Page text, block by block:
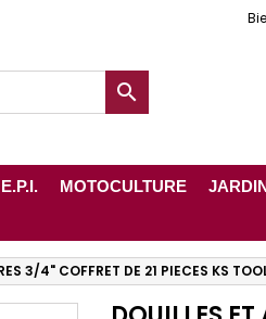

E.P.I. MOTOCULTURE
3/4" COFFRET DE 21 PIECES KS